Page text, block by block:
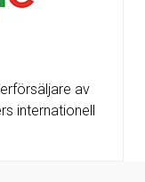
av
internationell